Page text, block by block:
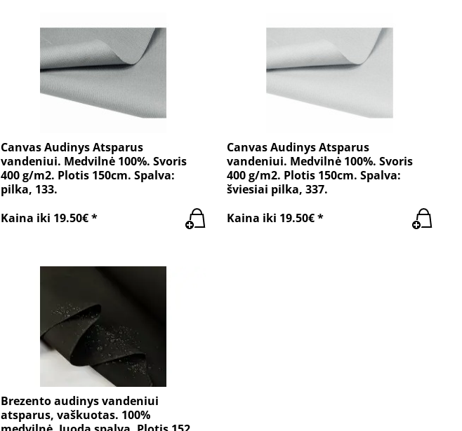
Canvas Audinys Atsparus
vandeniui. Medvilnė 100%. Svoris
400 g/m2. Plotis 150cm. Spalva:
pilka, 133.
Kaina iki 19.50€ *
Canvas Audinys Atsparus
vandeniui. Medvilnė 100%. Svoris
400 g/m2. Plotis 150cm. Spalva:
šviesiai pilka, 337.
Kaina iki 19.50€ *
Brezento audinys vandeniui
atsparus, vaškuotas. 100%